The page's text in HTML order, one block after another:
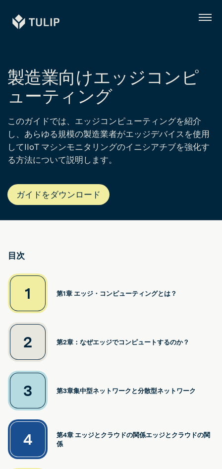
Tulip
メ
製造業向けエッジコンピ
ューティング
このガイドでは、エッジコンピューティングを紹介
し、あらゆる規模の製造業者がエッジデバイスを使用
してIIoT マシンモニタリングのイニシアチブを強化す
る方法について説明します。
ガイドをダウンロード
目次
1 第1章 エッジ・コンピューティングとは？
2 第2章：なぜエッジでコンピュートするのか？
3 第3章集中型ネットワークと分散型ネットワーク
4
第4章 エッジとクラウドの関係エッジとクラウドの関
係